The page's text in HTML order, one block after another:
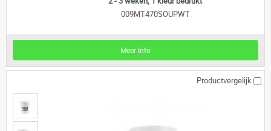
009MT470SOUPWT
Meer Info
Productvergelijk